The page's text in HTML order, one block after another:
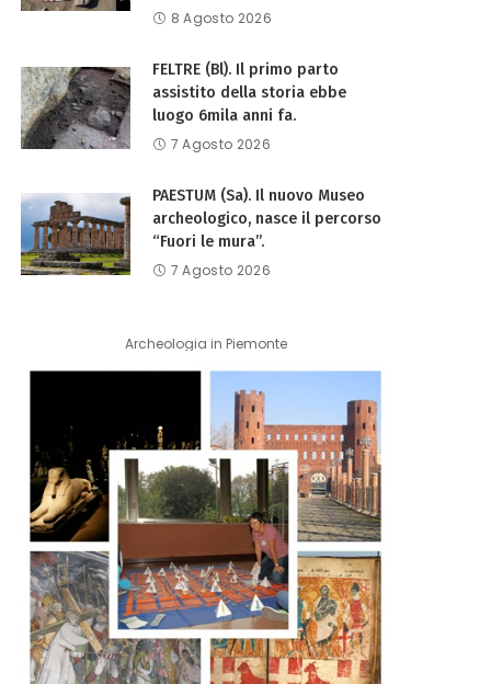
8 Agosto 2026
FELTRE (Bl). Il primo parto
assistito della storia ebbe
luogo 6mila anni fa.
7 Agosto 2026
PAESTUM (Sa). Il nuovo Museo
archeologico, nasce il percorso
“Fuori le mura”.
7 Agosto 2026
Archeologia in Piemonte